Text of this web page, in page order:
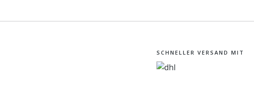
SCHNELLER VERSAND MIT